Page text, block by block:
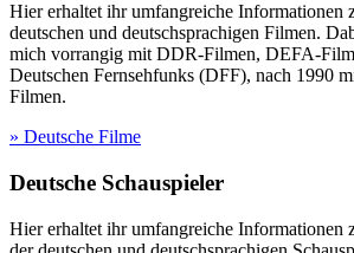
Hier erhaltet ihr umfangreiche Informationen
deutschen und deutschsprachigen Filmen.
mich vorrangig mit DDR-Filmen, DEFA-
Deutschen Fernsehfunks (DFF), nach 1990
Filmen.
» Deutsche Filme
Deutsche Schauspieler
Hier erhaltet ihr umfangreiche Informationen